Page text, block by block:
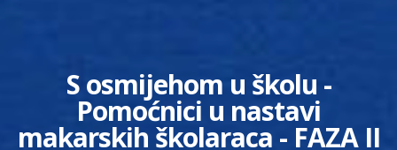
S osmijehom u školu -
Pomoćnici u nastavi
makarskih školaraca - FAZA II